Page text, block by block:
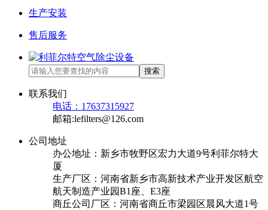
生产安装
售后服务
搜索
联系我们
电话：17637315927
邮箱:lefilters@126.com
公司地址
办公地址：新乡市牧野区宏力大道9号利菲尔特大
厦
生产厂区：河南省新乡市高新技术产业开发区航空
航天制造产业园B1座、E3座
商丘公司厂区：河南省商丘市梁园区晨风大道1号